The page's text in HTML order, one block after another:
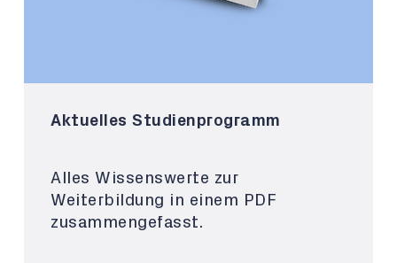
Aktuelles Studienprogramm
Alles Wissenswerte zur
Weiterbildung in einem PDF
zusammengefasst.